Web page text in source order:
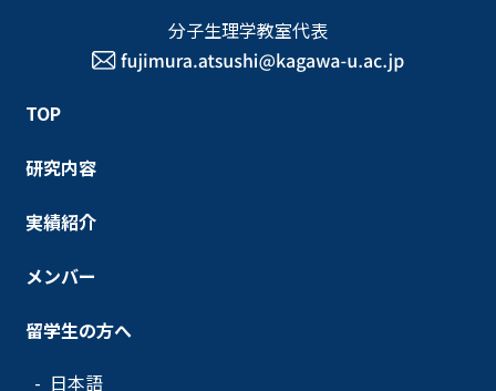
分子生理学教室代表
TOP
研究内容
実績紹介
メンバー
留学生の方へ
日本語